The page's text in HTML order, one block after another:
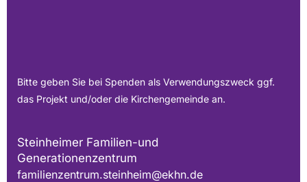
Bitte geben Sie bei Spenden als Verwendungszweck ggf.
das Projekt und/oder die Kirchengemeinde an.
Steinheimer Familien-und
Generationenzentrum
familienzentrum.steinheim@ekhn.de